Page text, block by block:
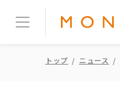
トップ ニュース